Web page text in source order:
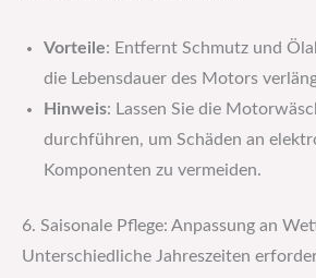
Vorteile: Entfernt Schmutz und
die Lebensdauer des Motors
Hinweis: Lassen Sie die
durchführen, um Schäden an
Komponenten zu vermeiden.
6. Saisonale Pflege: Anpassung an
Unterschiedliche Jahreszeiten